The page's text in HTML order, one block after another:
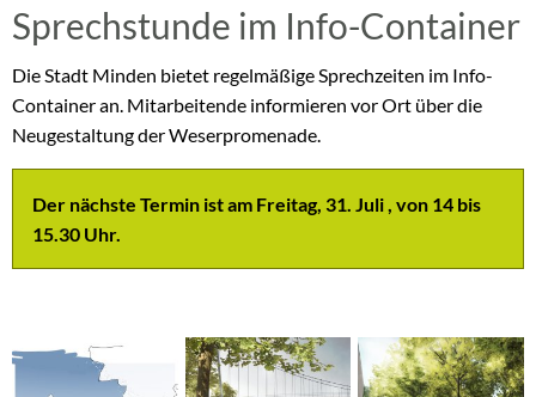
Sprechstunde im Info-Container
Die Stadt Minden bietet regelmäßige Sprechzeiten im Info-
Container an. Mitarbeitende informieren vor Ort über die
Neugestaltung der Weserpromenade.
Der nächste Termin ist am Freitag, 31. Juli , von 14 bis
15.30 Uhr.